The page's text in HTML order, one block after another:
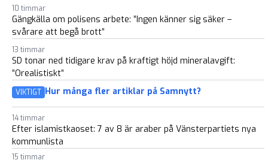
10 timmar
Gängkälla om polisens arbete: ”Ingen känner sig säker –
svårare att begå brott”
13 timmar
SD tonar ned tidigare krav på kraftigt höjd mineralavgift:
”Orealistiskt”
VIKTIGT Hur många fler artiklar på Samnytt?
14 timmar
Efter islamistkaoset: 7 av 8 är araber på Vänsterpartiets nya
kommunlista
15 timmar